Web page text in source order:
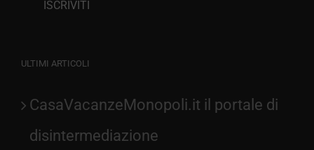
ULTIMI ARTICOLI
CasaVacanzeMonopoli.it il portale di
disintermediazione